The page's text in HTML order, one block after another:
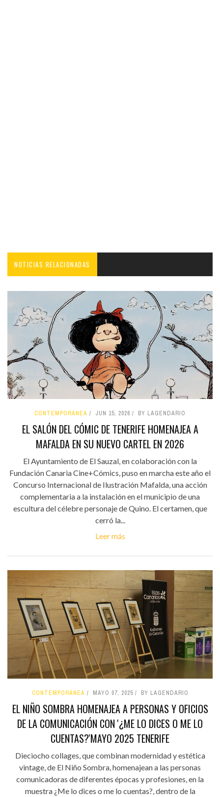
NOTICIAS RELACIONADAS
CONTEMPORÁNEA JUN 15, 2026 BY LAGENDARIO
EL SALÓN DEL CÓMIC DE TENERIFE HOMENAJEA A
MAFALDA EN SU NUEVO CARTEL EN 2026
El Ayuntamiento de El Sauzal, en colaboración con la
Fundación Canaria Cine+Cómics, puso en marcha este año el
Concurso Internacional de Ilustración Mafalda, una acción
complementaria a la instalación en el municipio de una
escultura del célebre personaje de Quino. El certamen, que
cerró la...
Leer más
CONTEMPORÁNEA MAYO 07, 2025 BY LAGENDARIO
EL NIÑO SOMBRA HOMENAJEA A PERSONAS Y OFICIOS
DE LA COMUNICACIÓN CON '¿ME LO DICES O ME LO
CUENTAS?'MAYO 2025 TENERIFE
Dieciocho collages, que combinan modernidad y estética
vintage, de El Niño Sombra, homenajean a las personas
comunicadoras de diferentes épocas y profesiones, en la
muestra ¿Me lo dices o me lo cuentas?, dentro de la